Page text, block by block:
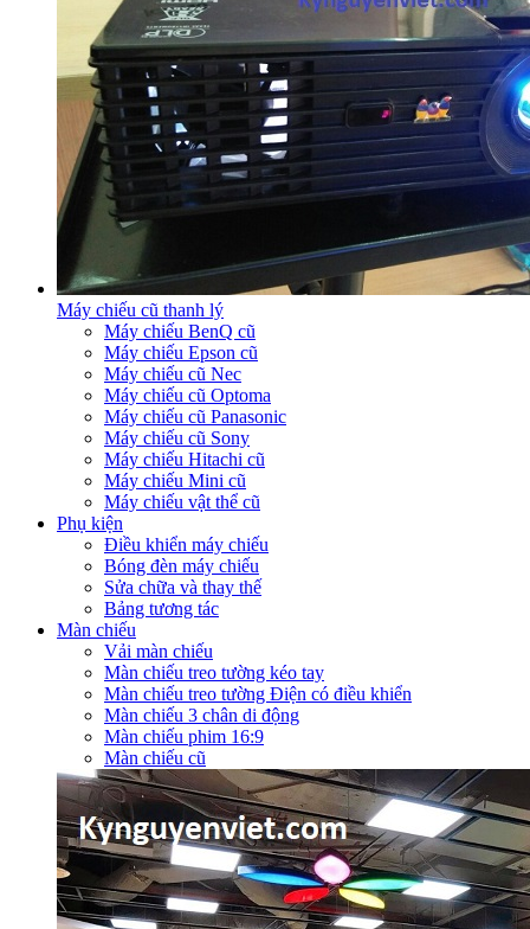
Máy chiếu cũ thanh lý
Máy chiếu BenQ cũ
Máy chiếu Epson cũ
Máy chiếu cũ Nec
Máy chiếu cũ Optoma
Máy chiếu cũ Panasonic
Máy chiếu cũ Sony
Máy chiếu Hitachi cũ
Máy chiếu Mini cũ
Máy chiếu vật thể cũ
Phụ kiện
Điều khiển máy chiếu
Bóng đèn máy chiếu
Sửa chữa và thay thế
Bảng tương tác
Màn chiếu
Vải màn chiếu
Màn chiếu treo tường kéo tay
Màn chiếu treo tường Điện có điều khiển
Màn chiếu 3 chân di động
Màn chiếu phim 16:9
Màn chiếu cũ